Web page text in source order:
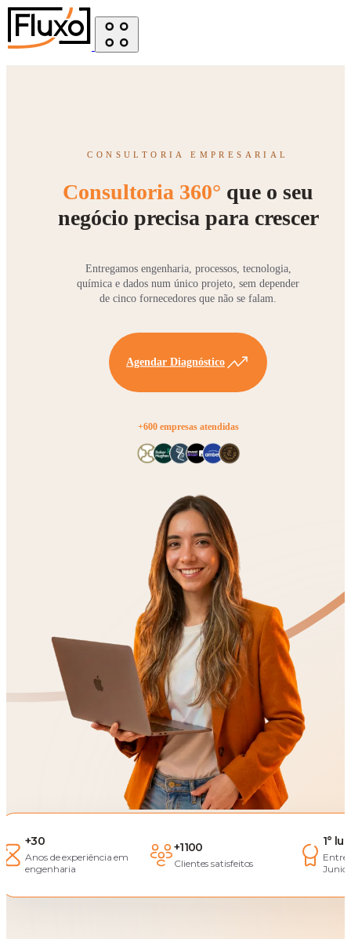
CONSULTORIA EMPRESARIAL
Consultoria 360° que o seu
negócio precisa para crescer
Entregamos engenharia, processos, tecnologia,
química e dados num único projeto, sem depender
de cinco fornecedores que não se falam.
Agendar Diagnóstico
+600 empresas atendidas
+30
Anos de experiência em
engenharia
+1100
Clientes satisfeitos
1°
Entre